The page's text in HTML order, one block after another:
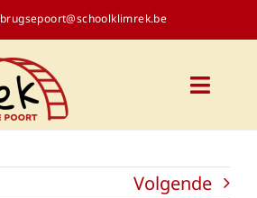
brugsepoort@schoolklimrek.be
Toggle
Volgende